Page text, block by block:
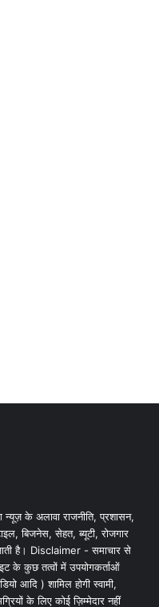
न्यूज़ के अलावा राजनीति, प्रशासन,
बिजनेस, सेहत, ब्यूटी, रोजगार
है। Disclaimer - समाचार से
के कुछ तत्वों में उपयोगकर्ताओं
आदि ) शामिल होगी स्वामी,
के लिए कोई ज़िम्मेदार नहीं